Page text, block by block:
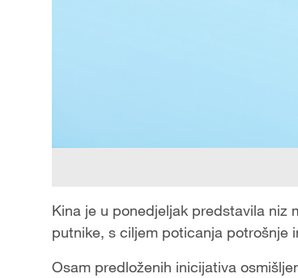
Kina je u ponedjeljak predstavila niz
putnike, s ciljem poticanja potrošnje
Osam predloženih inicijativa